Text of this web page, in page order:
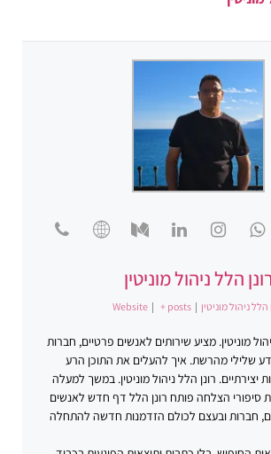
רונן הלל ניהול מוניטין
הלל ניהול מוניטין |
Website | + posts
מוניטין. מציע שירותים לאנשים פרטיים, חברות
שלילי מהרשת. איך להעלים את התוכן הרע
יצירתיים. רונן הלל ניהול מוניטין. במשך למעלה
מאות סיפורי הצלחה פותח רונן הלל דף חדש לאנשים
חברות ובעצם לכולם הזדמנות חדשה להתחלה